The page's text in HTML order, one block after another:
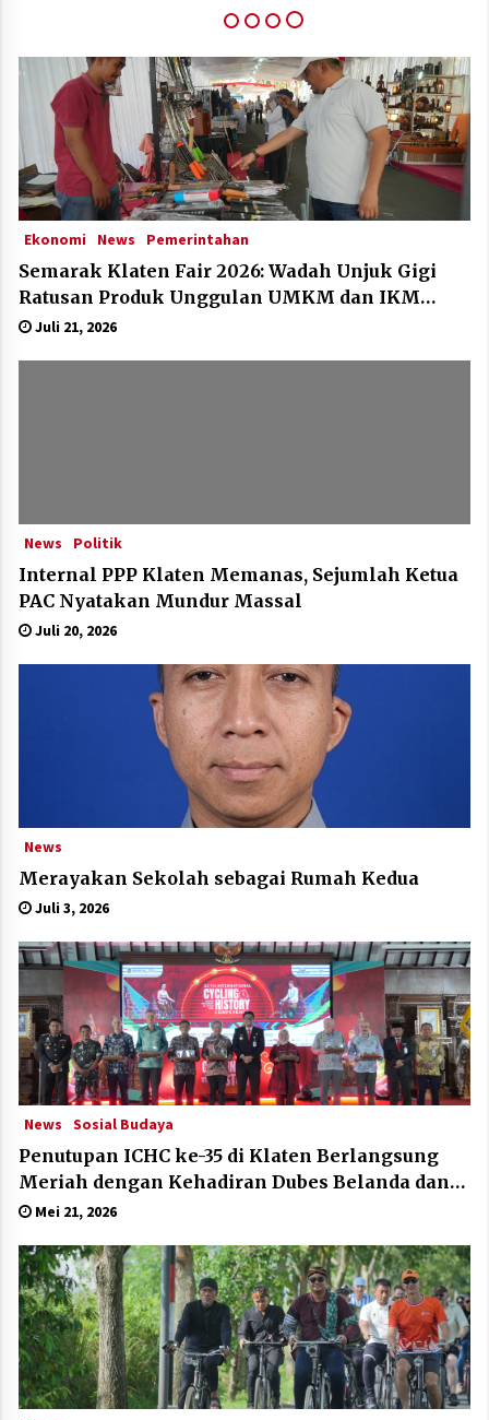
IGA Award 2025
Ekonomi News Pemerintahan
Semarak Klaten Fair 2026: Wadah Unjuk Gigi
Ratusan Produk Unggulan UMKM dan IKM
Lokal
Juli 21, 2026
News Politik
Internal PPP Klaten Memanas, Sejumlah Ketua
PAC Nyatakan Mundur Massal
Juli 20, 2026
News
Merayakan Sekolah sebagai Rumah Kedua
Juli 3, 2026
News Sosial Budaya
Penutupan ICHC ke-35 di Klaten Berlangsung
Meriah dengan Kehadiran Dubes Belanda dan
Jerman
Mei 21, 2026